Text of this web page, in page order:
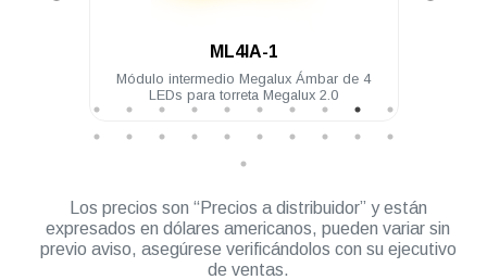
ML4IA-1
Módulo intermedio Megalux Ámbar de 4
LEDs para torreta Megalux 2.0
Los precios son “Precios a distribuidor” y están
expresados en dólares americanos, pueden variar sin
previo aviso, asegúrese verificándolos con su ejecutivo
de ventas.